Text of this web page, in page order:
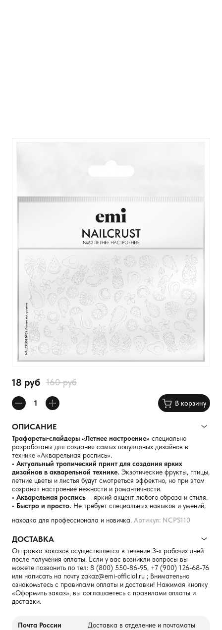
18 руб 160 руб
В корзину
ОПИСАНИЕ
Трафареты-слайдеры «Летнее настроение» специально
разработаны для создания самых популярных дизайнов в
технике «Акварельная роспись».
• Актуальный тропический принт для создания ярких
дизайнов в акварельной технике. Экзотические фрукты, птицы,
летние цветы и листья будут смотреться эффектно, но при этом
сохранят настроение нежности и романтичности.
• Акварельная роспись – яркий акцент любого образа и стиля.
• Быстро и просто. Не требует специальных навыков и умений,
находка для профессионала и новичка. Артикул: NCPS110
ДОСТАВКА
Отправка заказов осуществляется в течение 3-х рабочих дней
после получения оплаты. Если у вас возникли вопросы вы
можете позвонить по тел: 8 (800) 550-86-95, +7 (900) 126-68-76
или написать на почту zakaz@emi-official.ru ; Внимательно
ознакомьтесь с правилами оплаты и доставки! Нажимая кнопку
«Оформить заказ», вы соглашаетесь с правилами оплаты и
доставки.
Почта России Доставка в отделение и почтоматы